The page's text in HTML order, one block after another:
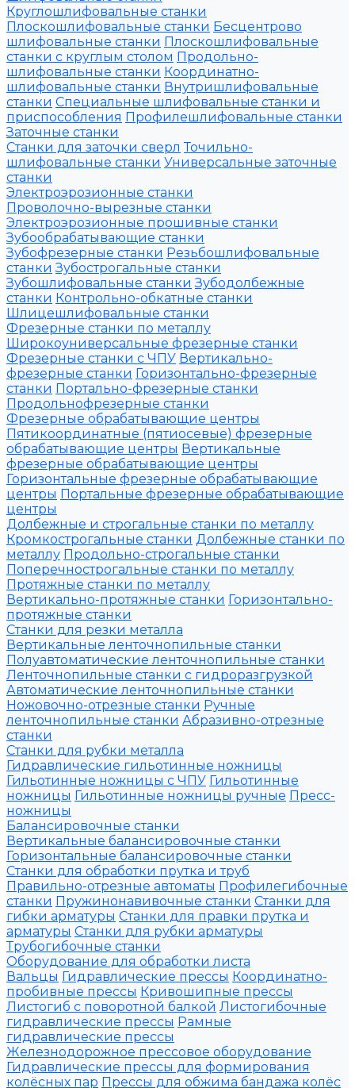
Круглошлифовальные станки
Плоскошлифовальные станки Бесцентрово
шлифовальные станки Плоскошлифовальные
станки с круглым столом Продольно-
шлифовальные станки Координатно-
шлифовальные станки Внутришлифовальные
станки Специальные шлифовальные станки и
приспособления Профилешлифовальные станки
Заточные станки
Станки для заточки сверл Точильно-
шлифовальные станки Универсальные заточные
станки
Электроэрозионные станки
Проволочно-вырезные станки
Электроэрозионные прошивные станки
Зубообрабатывающие станки
Зубофрезерные станки Резьбошлифовальные
станки Зубострогальные станки
Зубошлифовальные станки Зубодолбежные
станки Контрольно-обкатные станки
Шлицешлифовальные станки
Фрезерные станки по металлу
Широкоуниверсальные фрезерные станки
Фрезерные станки с ЧПУ Вертикально-
фрезерные станки Горизонтально-фрезерные
станки Портально-фрезерные станки
Продольнофрезерные станки
Фрезерные обрабатывающие центры
Пятикоординатные (пятиосевые) фрезерные
обрабатывающие центры Вертикальные
фрезерные обрабатывающие центры
Горизонтальные фрезерные обрабатывающие
центры Портальные фрезерные обрабатывающие
центры
Долбежные и строгальные станки по металлу
Кромкострогальные станки Долбежные станки по
металлу Продольно-строгальные станки
Поперечнострогальные станки по металлу
Протяжные станки по металлу
Вертикально-протяжные станки Горизонтально-
протяжные станки
Станки для резки металла
Вертикальные ленточнопильные станки
Полуавтоматические ленточнопильные станки
Ленточнопильные станки с гидроразгрузкой
Автоматические ленточнопильные станки
Ножовочно-отрезные станки Ручные
ленточнопильные станки Абразивно-отрезные
станки
Станки для рубки металла
Гидравлические гильотинные ножницы
Гильотинные ножницы с ЧПУ Гильотинные
ножницы Гильотинные ножницы ручные Пресс-
ножницы
Балансировочные станки
Вертикальные балансировочные станки
Горизонтальные балансировочные станки
Станки для обработки прутка и труб
Правильно-отрезные автоматы Профилегибочные
станки Пружинонавивочные станки Станки для
гибки арматуры Станки для правки прутка и
арматуры Станки для рубки арматуры
Трубогибочные станки
Оборудование для обработки листа
Вальцы Гидравлические прессы Координатно-
пробивные прессы Кривошипные прессы
Листогиб с поворотной балкой Листогибочные
гидравлические прессы Рамные
гидравлические прессы
Железнодорожное прессовое оборудование
Гидравлические прессы для формирования
колёсных пар Прессы для обжима бандажа колёс